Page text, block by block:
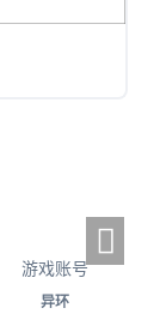
游戏账号
异环